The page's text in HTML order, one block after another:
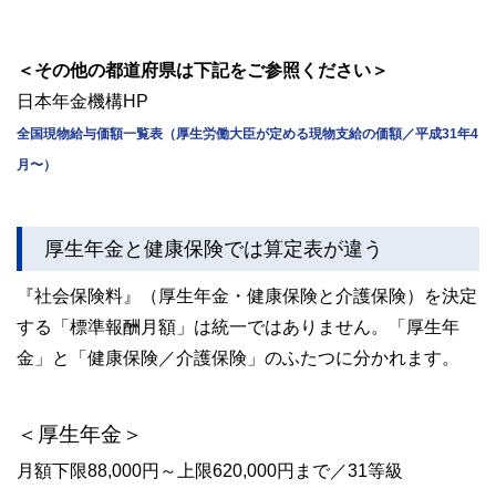
＜その他の都道府県は下記をご参照ください＞
日本年金機構HP
全国現物給与価額一覧表（厚生労働大臣が定める現物支給の価額／平成31年4
月〜）
厚生年金と健康保険では算定表が違う
『社会保険料』（厚生年金・健康保険と介護保険）を決定
する「標準報酬月額」は統一ではありません。「厚生年
金」と「健康保険／介護保険」のふたつに分かれます。
＜厚生年金＞
月額下限88,000円～上限620,000円まで／31等級